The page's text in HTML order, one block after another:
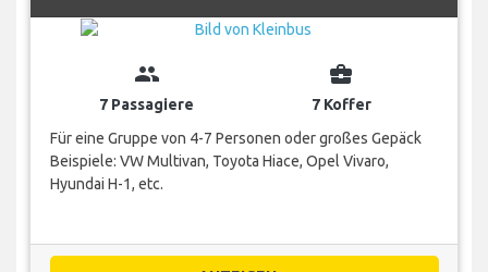
group
7 Passagiere
business_center
7 Koffer
Für eine Gruppe von 4-7 Personen oder großes Gepäck
Beispiele: VW Multivan, Toyota Hiace, Opel Vivaro,
Hyundai H-1, etc.